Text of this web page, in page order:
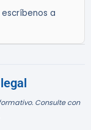
a
Consulte con